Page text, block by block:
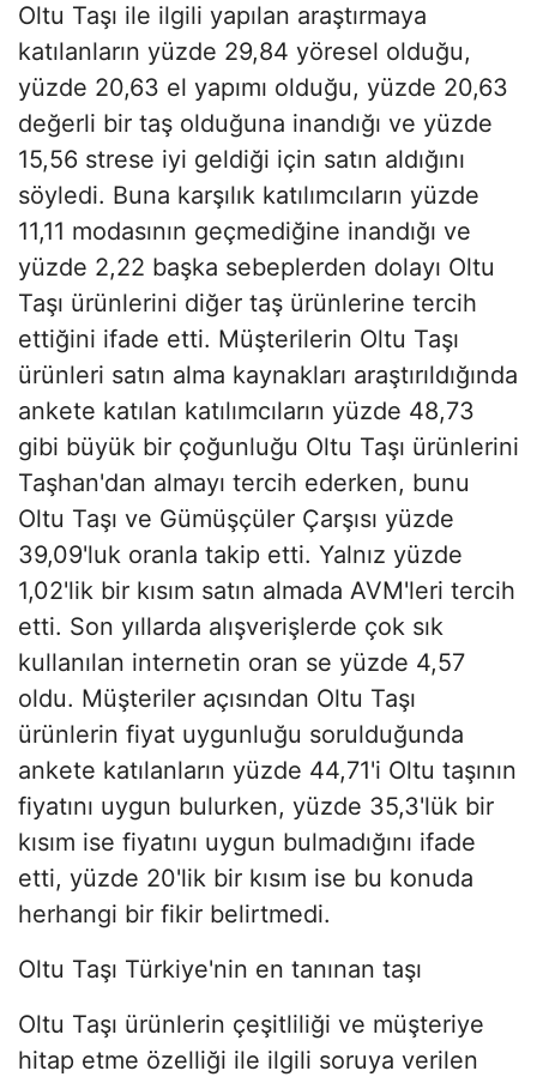
Oltu Taşı ile ilgili yapılan araştırmaya
katılanların yüzde 29,84 yöresel olduğu,
yüzde 20,63 el yapımı olduğu, yüzde 20,63
değerli bir taş olduğuna inandığı ve yüzde
15,56 strese iyi geldiği için satın aldığını
söyledi. Buna karşılık katılımcıların yüzde
11,11 modasının geçmediğine inandığı ve
yüzde 2,22 başka sebeplerden dolayı Oltu
Taşı ürünlerini diğer taş ürünlerine tercih
ettiğini ifade etti. Müşterilerin Oltu Taşı
ürünleri satın alma kaynakları araştırıldığında
ankete katılan katılımcıların yüzde 48,73
gibi büyük bir çoğunluğu Oltu Taşı ürünlerini
Taşhan'dan almayı tercih ederken, bunu
Oltu Taşı ve Gümüşçüler Çarşısı yüzde
39,09'luk oranla takip etti. Yalnız yüzde
1,02'lik bir kısım satın almada AVM'leri tercih
etti. Son yıllarda alışverişlerde çok sık
kullanılan internetin oran se yüzde 4,57
oldu. Müşteriler açısından Oltu Taşı
ürünlerin fiyat uygunluğu sorulduğunda
ankete katılanların yüzde 44,71'i Oltu taşının
fiyatını uygun bulurken, yüzde 35,3'lük bir
kısım ise fiyatını uygun bulmadığını ifade
etti, yüzde 20'lik bir kısım ise bu konuda
herhangi bir fikir belirtmedi.
Oltu Taşı Türkiye'nin en tanınan taşı
Oltu Taşı ürünlerin çeşitliliği ve müşteriye
hitap etme özelliği ile ilgili soruya verilen